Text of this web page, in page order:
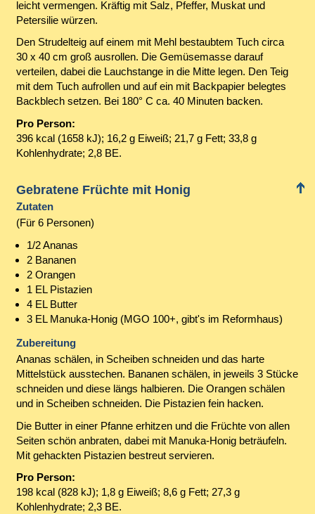
leicht vermengen. Kräftig mit Salz, Pfeffer, Muskat und
Petersilie würzen.
Den Strudelteig auf einem mit Mehl bestaubtem Tuch circa
30 x 40 cm groß ausrollen. Die Gemüsemasse darauf
verteilen, dabei die Lauchstange in die Mitte legen. Den Teig
mit dem Tuch aufrollen und auf ein mit Backpapier belegtes
Backblech setzen. Bei 180° C ca. 40 Minuten backen.
Pro Person:
396 kcal (1658 kJ); 16,2 g Eiweiß; 21,7 g Fett; 33,8 g
Kohlenhydrate; 2,8 BE.
Gebratene Früchte mit Honig
Zutaten
(Für 6 Personen)
1/2 Ananas
2 Bananen
2 Orangen
1 EL Pistazien
4 EL Butter
3 EL Manuka-Honig (MGO 100+, gibt's im Reformhaus)
Zubereitung
Ananas schälen, in Scheiben schneiden und das harte
Mittelstück ausstechen. Bananen schälen, in jeweils 3 Stücke
schneiden und diese längs halbieren. Die Orangen schälen
und in Scheiben schneiden. Die Pistazien fein hacken.
Die Butter in einer Pfanne erhitzen und die Früchte von allen
Seiten schön anbraten, dabei mit Manuka-Honig beträufeln.
Mit gehackten Pistazien bestreut servieren.
Pro Person:
198 kcal (828 kJ); 1,8 g Eiweiß; 8,6 g Fett; 27,3 g
Kohlenhydrate; 2,3 BE.